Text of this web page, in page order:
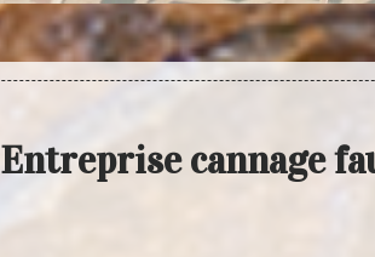
Entreprise cannage